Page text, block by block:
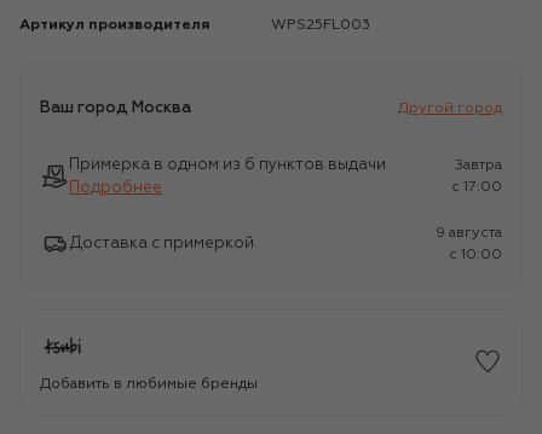
Артикул производителя WPS25FL003
Ваш город Москва Другой город
Примерка в одном из 6 пунктов выдачи
Подробнее
Завтра
c 17:00
Доставка с примеркой
9 августа
c 10:00
Добавить в любимые бренды